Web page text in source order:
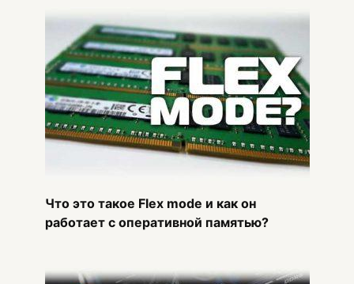
Что это такое Flex mode и как он
работает с оперативной памятью?